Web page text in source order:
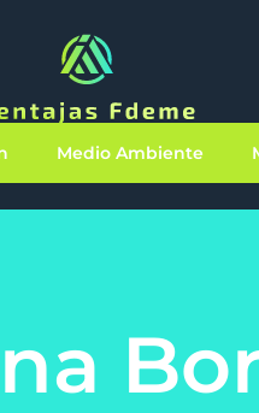
Medio Ambiente